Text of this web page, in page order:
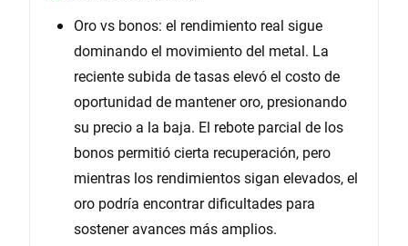
Oro vs bonos: el rendimiento real sigue
dominando el movimiento del metal. La
reciente subida de tasas elevó el costo de
oportunidad de mantener oro, presionando
su precio a la baja. El rebote parcial de los
bonos permitió cierta recuperación, pero
mientras los rendimientos sigan elevados, el
oro podría encontrar dificultades para
sostener avances más amplios.